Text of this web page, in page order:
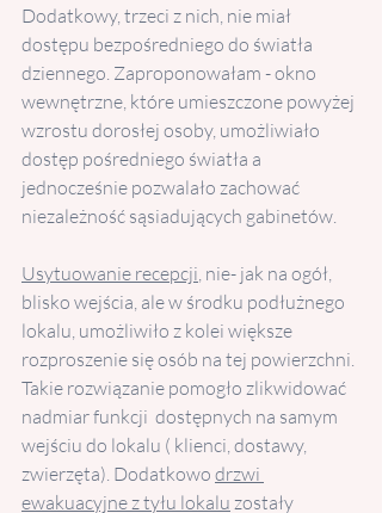
Dodatkowy, trzeci z nich, nie miał
dostępu bezpośredniego do światła
dziennego. Zaproponowałam - okno
wewnętrzne, które umieszczone powyżej
wzrostu dorosłej osoby, umożliwiało
dostęp pośredniego światła a
jednocześnie pozwalało zachować
niezależność sąsiadujących gabinetów.
Usytuowanie recepcji , nie- jak na ogół,
blisko wejścia, ale w środku podłużnego
lokalu, umożliwiło z kolei większe
rozproszenie się osób na tej powierzchni.
Takie rozwiązanie pomogło zlikwidować
nadmiar funkcji  dostępnych na samym
wejściu do lokalu ( klienci, dostawy,
zwierzęta). Dodatkowo drzwi
ewakuacyjne z tyłu lokalu zostały